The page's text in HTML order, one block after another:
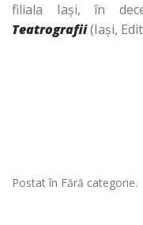
filiala Iaşi, în
Teatrografii(Iaşi,
Postat în Fără categorie.